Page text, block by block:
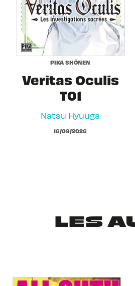
PIKA SHÔNEN
Veritas Oculis
T01
Natsu Hyuuga
16/09/2026
LES